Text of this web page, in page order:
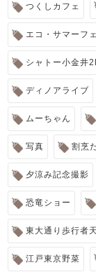
つくしカフェ
エコ・サマーフ
シャトー小金井
ディノアライブ
ムーちゃん
写真 割烹
夕涼み記念撮影
恐竜ショー
東大通り歩行者
江戸東京野菜